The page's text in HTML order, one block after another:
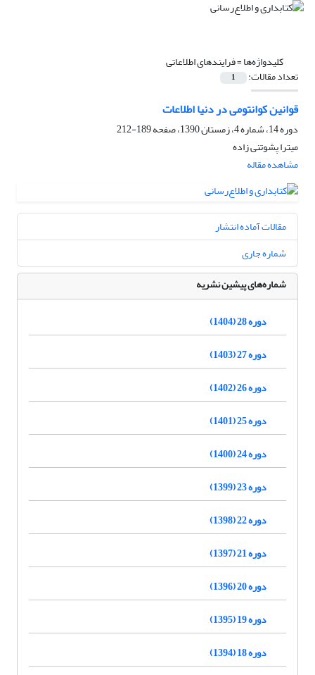
کلیدواژه‌ها =فرایندهای اطلاعاتی
تعداد مقالات: 1
قوانین کوانتومی در دنیا اطلاعات
دوره 14، شماره 4، زمستان 1390، صفحه
189-212
میترا پشوتنی زاده
مشاهده مقاله
مقالات آماده انتشار
شماره جاری
شماره‌های پیشین نشریه
دوره 28 (1404)
دوره 27 (1403)
دوره 26 (1402)
دوره 25 (1401)
دوره 24 (1400)
دوره 23 (1399)
دوره 22 (1398)
دوره 21 (1397)
دوره 20 (1396)
دوره 19 (1395)
دوره 18 (1394)